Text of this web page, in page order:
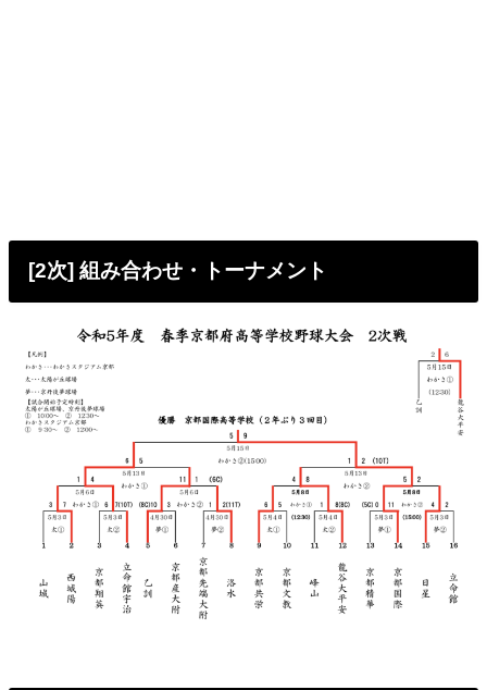
[2次] 組み合わせ・トーナメント